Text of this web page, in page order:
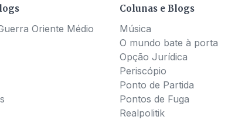
Oriente Médio
Colunas e Blogs
Música
O mundo bate à porta
Opção Jurídica
Periscópio
Ponto de Partida
Pontos de Fuga
Realpolitik